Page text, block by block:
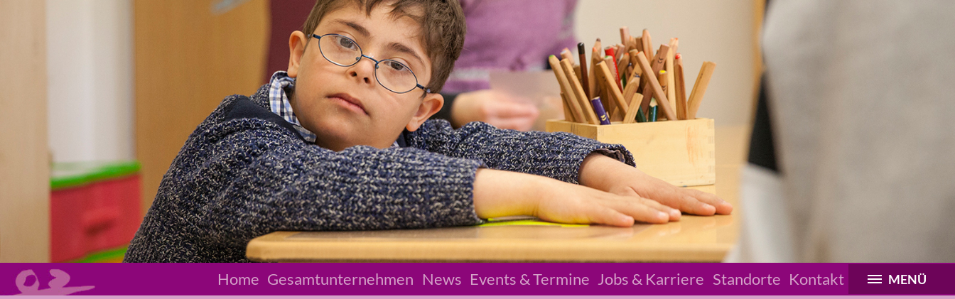
Home Gesamtunternehmen News Events & Termine Jobs & Karriere Standorte Kontakt
MENÜ
Hephata Leben und